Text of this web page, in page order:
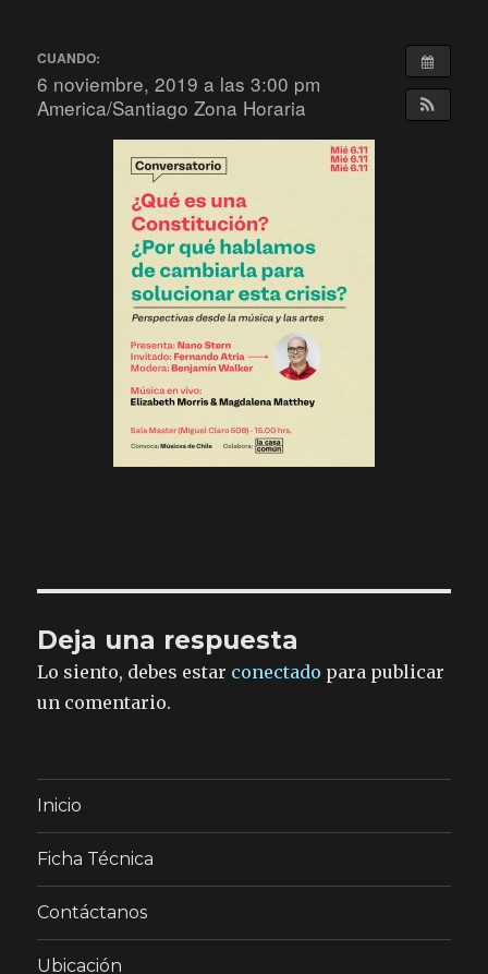
CUANDO:
6 noviembre, 2019 a las 3:00 pm
America/Santiago Zona Horaria
Deja una respuesta
Lo siento, debes estar conectado para publicar
un comentario.
Inicio
Ficha Técnica
Contáctanos
Ubicación